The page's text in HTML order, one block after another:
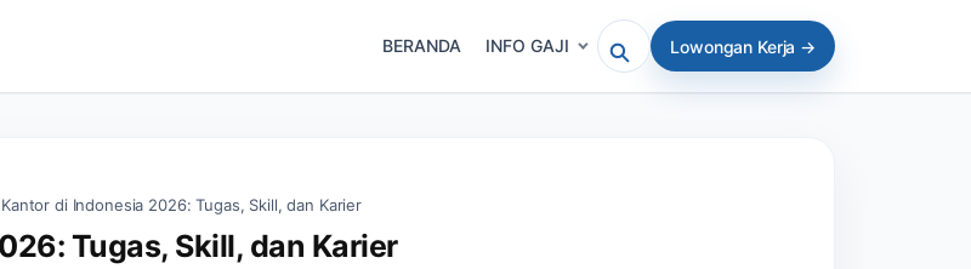
BERANDA INFO GAJI
Cari artikel atau lowongan
Lowongan Kerja →
di Indonesia 2026: Tugas, Skill, dan Karier
Tugas, Skill, dan Karier